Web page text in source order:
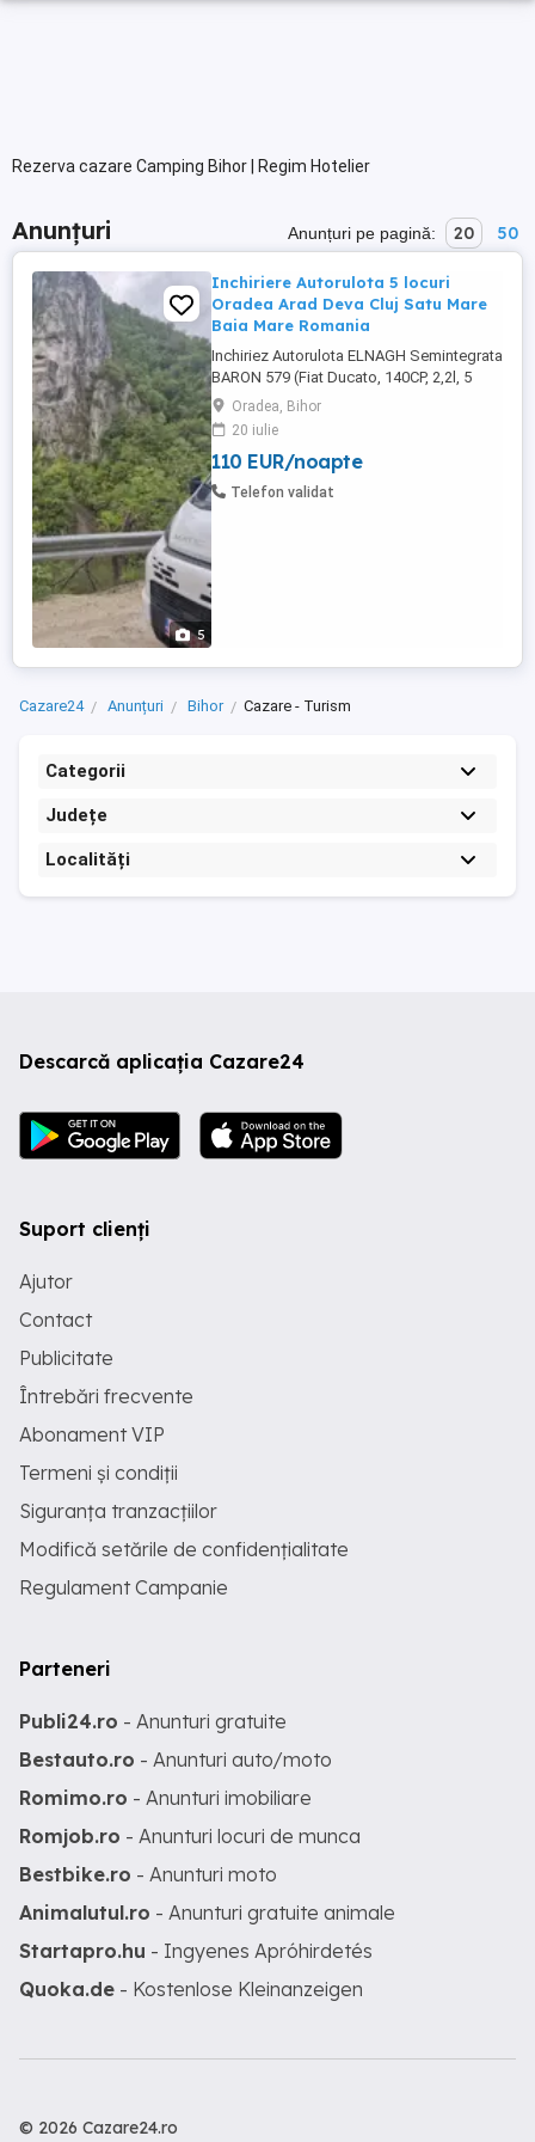
Rezerva cazare Camping Bihor | Regim Hotelier
Anunțuri Anunțuri pe pagină: 20 50
5
Inchiriere Autorulota 5 locuri
Oradea Arad Deva Cluj Satu Mare
Baia Mare Romania
Inchiriez Autorulota ELNAGH Semintegrata
BARON 579 (Fiat Ducato, 140CP, 2,2l, 5
persoane, 7,45m cutie automata in 8
rapoarte) , pentru 5 persoane atat in
centuri cat si ca locuri de dormit , echipate
full: - Interiorul spațios și elegant, cu
materiale de calitate superioară si confort
Oradea, Bihor
20 iulie
110 EUR/noapte
Telefon validat
Cazare24 Anunțuri Bihor Cazare - Turism
Categorii
Județe
Localități
Descarcă aplicația Cazare24
Suport clienți
Ajutor
Contact
Publicitate
Întrebări frecvente
Abonament VIP
Termeni și condiții
Siguranța tranzacțiilor
Modifică setările de confidențialitate
Regulament Campanie
Parteneri
Publi24.ro - Anunturi gratuite
Bestauto.ro - Anunturi auto/moto
Romimo.ro - Anunturi imobiliare
Romjob.ro - Anunturi locuri de munca
Bestbike.ro - Anunturi moto
Animalutul.ro - Anunturi gratuite animale
Startapro.hu - Ingyenes Apróhirdetés
Quoka.de - Kostenlose Kleinanzeigen
© 2026 Cazare24.ro